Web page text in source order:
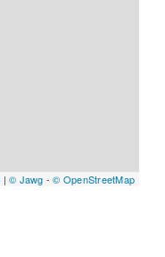
| © Jawg -© OpenStreetMap